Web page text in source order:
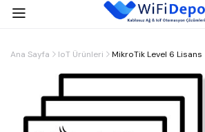
Ana Sayfa IoT Ürünleri MikroTik Level 6 Lisans